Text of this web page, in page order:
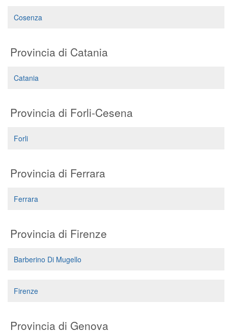
Cosenza
Provincia di Catania
Catania
Provincia di Forli-Cesena
Forli
Provincia di Ferrara
Ferrara
Provincia di Firenze
Barberino Di Mugello
Firenze
Provincia di Genova